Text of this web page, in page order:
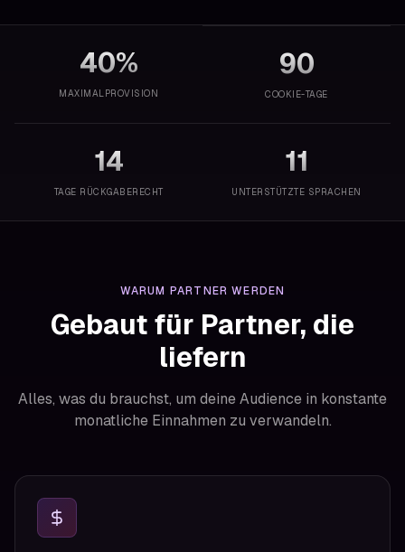
40%
MAXIMALPROVISION
90
COOKIE-TAGE
14
TAGE RÜCKGABERECHT
11
UNTERSTÜTZTE SPRACHEN
WARUM PARTNER WERDEN
Gebaut für Partner, die
liefern
Alles, was du brauchst, um deine Audience in konstante
monatliche Einnahmen zu verwandeln.